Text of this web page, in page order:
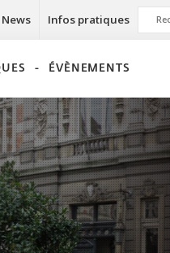
News Infos pratiques
ÉVÈNEMENTS